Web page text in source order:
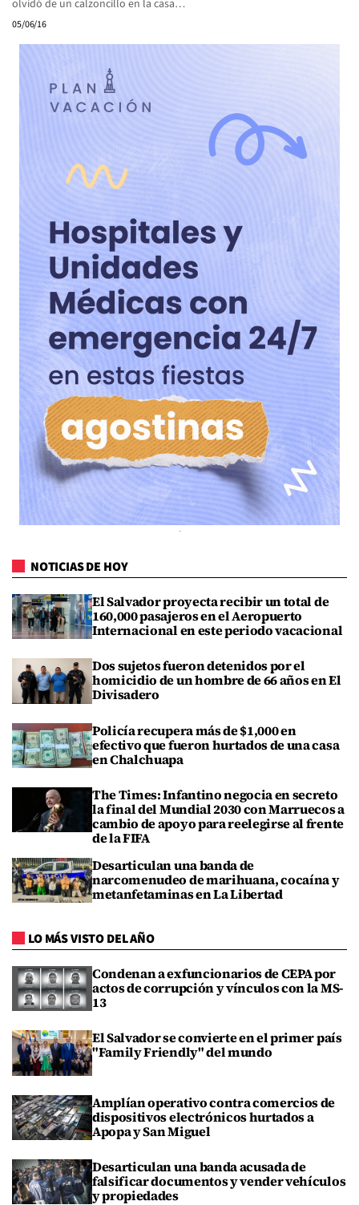
olvidó de un calzoncillo en la casa…
05/06/16
NOTICIAS DE HOY
El Salvador proyecta recibir un total de
160,000 pasajeros en el Aeropuerto
Internacional en este periodo vacacional
Dos sujetos fueron detenidos por el
homicidio de un hombre de 66 años en El
Divisadero
Policía recupera más de $1,000 en
efectivo que fueron hurtados de una casa
en Chalchuapa
The Times: Infantino negocia en secreto
la final del Mundial 2030 con Marruecos a
cambio de apoyo para reelegirse al frente
de la FIFA
Desarticulan una banda de
narcomenudeo de marihuana, cocaína y
metanfetaminas en La Libertad
LO MÁS VISTO DEL AÑO
Condenan a exfuncionarios de CEPA por
actos de corrupción y vínculos con la MS-
13
El Salvador se convierte en el primer país
"Family Friendly" del mundo
Amplían operativo contra comercios de
dispositivos electrónicos hurtados a
Apopa y San Miguel
Desarticulan una banda acusada de
falsificar documentos y vender vehículos
y propiedades